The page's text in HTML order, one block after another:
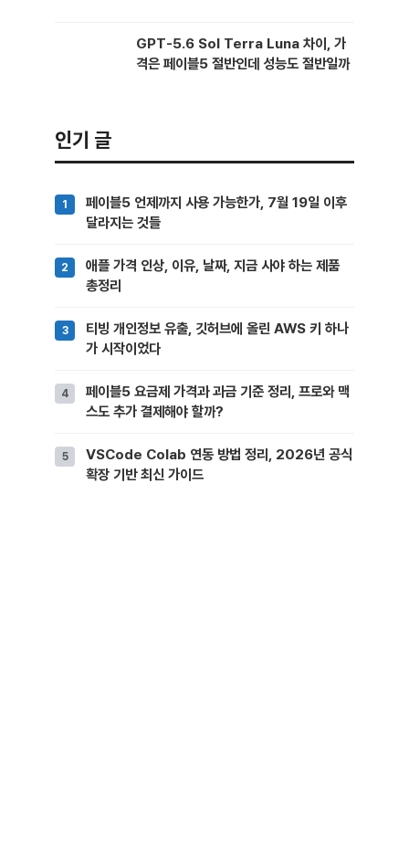
GPT-5.6 Sol Terra Luna 차이, 가
격은 페이블5 절반인데 성능도 절반일까
인기 글
페이블5 언제까지 사용 가능한가, 7월 19일 이후
달라지는 것들
애플 가격 인상, 이유, 날짜, 지금 사야 하는 제품
총정리
티빙 개인정보 유출, 깃허브에 올린 AWS 키 하나
가 시작이었다
페이블5 요금제 가격과 과금 기준 정리, 프로와 맥
스도 추가 결제해야 할까?
VSCode Colab 연동 방법 정리, 2026년 공식
확장 기반 최신 가이드